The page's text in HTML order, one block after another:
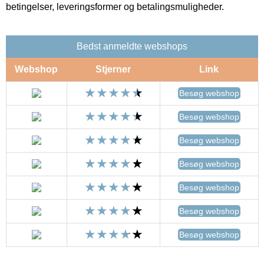
betingelser, leveringsformer og betalingsmuligheder.
Bedst anmeldte webshops
Webshop Stjerner Link
Besøg webshop
Besøg webshop
Besøg webshop
Besøg webshop
Besøg webshop
Besøg webshop
Besøg webshop